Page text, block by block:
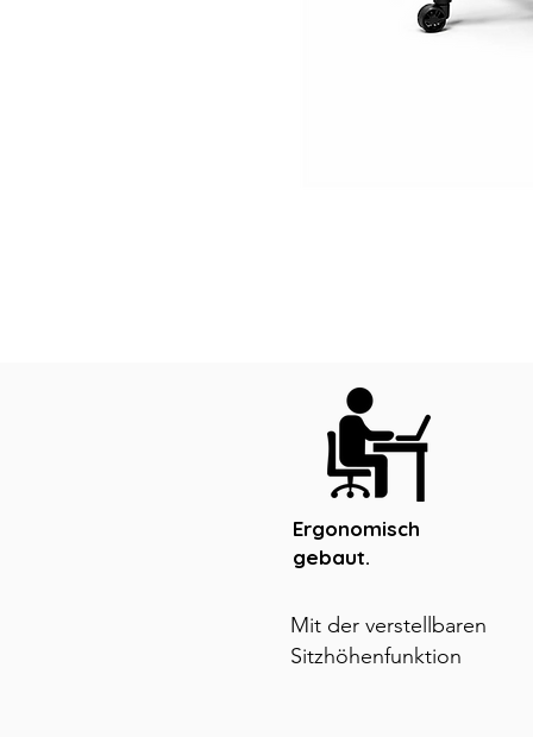
Ergonomisch
gebaut.
Mit der verstellbaren
Sitzhöhenfunktion